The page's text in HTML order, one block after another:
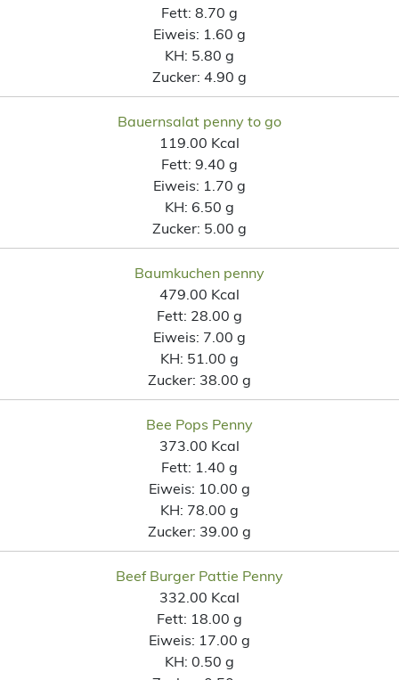
Fett: 8.70 g
Eiweis: 1.60 g
KH: 5.80 g
Zucker: 4.90 g
Bauernsalat penny to go
119.00 Kcal
Fett: 9.40 g
Eiweis: 1.70 g
KH: 6.50 g
Zucker: 5.00 g
Baumkuchen penny
479.00 Kcal
Fett: 28.00 g
Eiweis: 7.00 g
KH: 51.00 g
Zucker: 38.00 g
Bee Pops Penny
373.00 Kcal
Fett: 1.40 g
Eiweis: 10.00 g
KH: 78.00 g
Zucker: 39.00 g
Beef Burger Pattie Penny
332.00 Kcal
Fett: 18.00 g
Eiweis: 17.00 g
KH: 0.50 g